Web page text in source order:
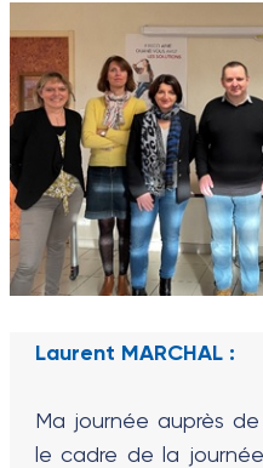
Laurent MARCHAL :
Ma journée auprès
le cadre de la